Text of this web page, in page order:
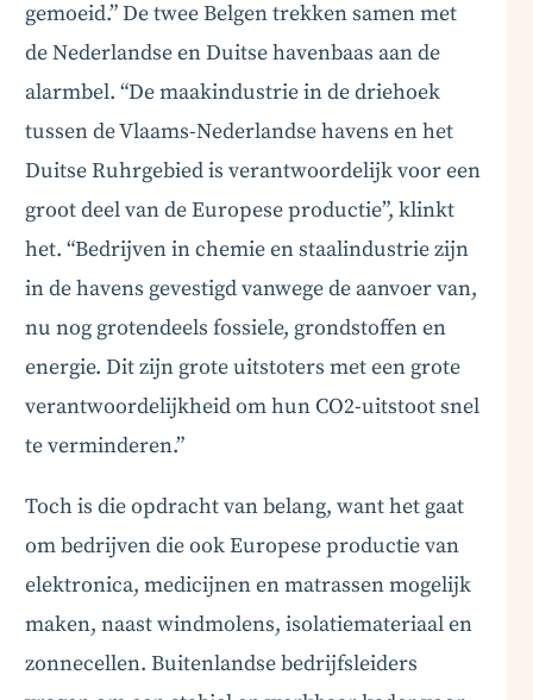
gemoeid.” De twee Belgen trekken samen met
de Nederlandse en Duitse havenbaas aan de
alarmbel. “De maakindustrie in de driehoek
tussen de Vlaams-Nederlandse havens en het
Duitse Ruhrgebied is verantwoordelijk voor een
groot deel van de Europese productie”, klinkt
het. “Bedrijven in chemie en staalindustrie zijn
in de havens gevestigd vanwege de aanvoer van,
nu nog grotendeels fossiele, grondstoffen en
energie. Dit zijn grote uitstoters met een grote
verantwoordelijkheid om hun CO2-uitstoot snel
te verminderen.”
Toch is die opdracht van belang, want het gaat
om bedrijven die ook Europese productie van
elektronica, medicijnen en matrassen mogelijk
maken, naast windmolens, isolatiemateriaal en
zonnecellen. Buitenlandse bedrijfsleiders
Hey! Heb je een vraag over goed bestuur? Stel
ze gerust!